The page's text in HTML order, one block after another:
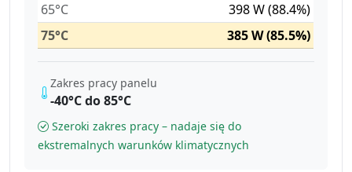
65°C
398 W (88.4%)
75°C
385 W (85.5%)
Zakres pracy panelu
-40°C do 85°C
Szeroki zakres pracy – nadaje się do
ekstremalnych warunków klimatycznych